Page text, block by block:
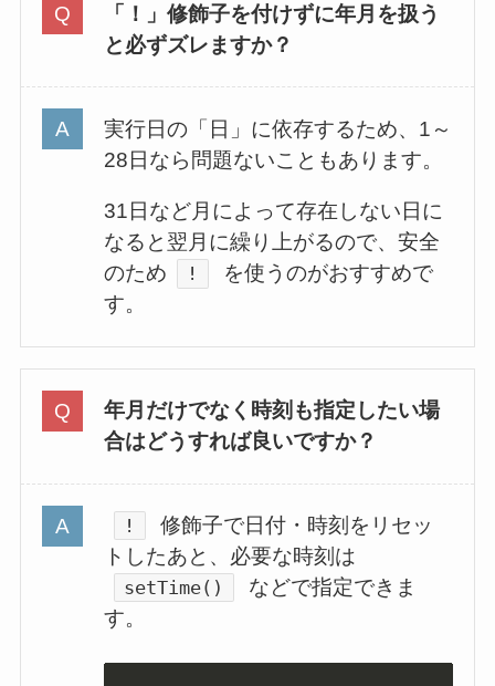
「！」修飾子を付けずに年月を扱う
と必ずズレますか？
実行日の「日」に依存するため、1～
28日なら問題ないこともあります。
31日など月によって存在しない日に
なると翌月に繰り上がるので、安全
のため
!
を使うのがおすすめで
す。
年月だけでなく時刻も指定したい場
合はどうすれば良いですか？
!
修飾子で日付・時刻をリセッ
トしたあと、必要な時刻は
setTime()
などで指定できま
す。